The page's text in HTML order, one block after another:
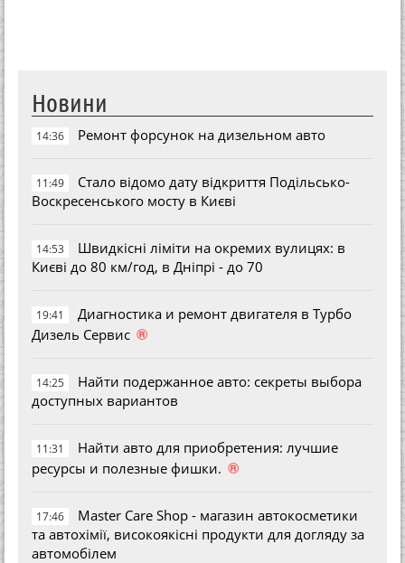
Новини
14:36 Ремонт форсунок на дизельном авто
11:49
Стало відомо дату відкриття Подільсько-
Воскресенського мосту в Києві
14:53
Швидкісні ліміти на окремих вулицях: в
Києві до 80 км/год, в Дніпрі - до 70
19:41
Диагностика и ремонт двигателя в Турбо
Дизель Сервис ®
14:25
Найти подержанное авто: секреты выбора
доступных вариантов
11:31
Найти авто для приобретения: лучшие
ресурсы и полезные фишки. ®
17:46
Master Care Shop - магазин автокосметики
та автохімії, високоякісні продукти для догляду за
автомобілем